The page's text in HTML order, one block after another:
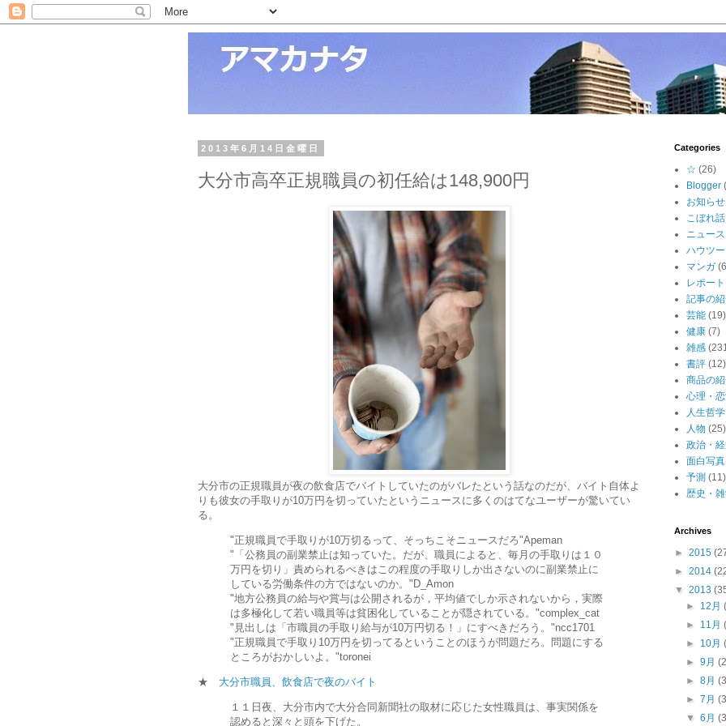
2013年6月14日金曜日
大分市高卒正規職員の初任給は148,900円
大分市の正規職員が夜の飲食店でバイトしていたのがバレたという話なのだが、バイト自体よ
りも彼女の手取りが10万円を切っていたというニュースに多くのはてなユーザーが驚いてい
る。
"正規職員で手取りが10万切るって、そっちこそニュースだろ"Apeman
"「公務員の副業禁止は知っていた。だが、職員によると、毎月の手取りは１０
万円を切り」責められるべきはこの程度の手取りしか出さないのに副業禁止に
している労働条件の方ではないのか。"D_Amon
"地方公務員の給与や賞与は公開されるが，平均値でしか示されないから，実際
は多極化して若い職員等は貧困化していることが隠されている。"complex_cat
"見出しは「市職員の手取り給与が10万円切る！」にすべきだろう。"ncc1701
"正規職員で手取り10万円を切ってるということのほうが問題だろ。問題にする
ところがおかしいよ。"toronei
★ 大分市職員、飲食店で夜のバイト
１１日夜、大分市内で大分合同新聞社の取材に応じた女性職員は、事実関係を
認めると深々と頭を下げた。
Categories
☆ (26)
Blogger
お知ら
こぼれ話
ニュース
ハウツー
マンガ
レポート
記事の
芸能 (19)
健康 (7)
雑感
書評 (12)
商品の
心理・
人生哲学
人物 (25)
政治・
面白写
予測 (11)
歴史・
Archives
► 2015
► 2014
▼ 2013
► 12月
► 11月
► 10月
►9月
►8月
►7月
▼6月